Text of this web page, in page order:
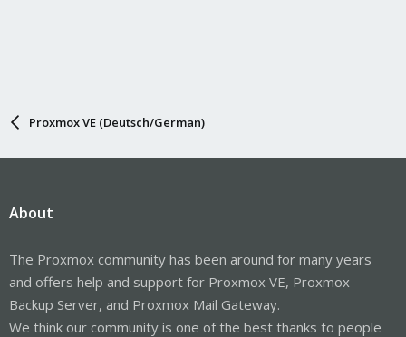
Proxmox VE (Deutsch/German)
About
The Proxmox community has been around for many years
and offers help and support for Proxmox VE, Proxmox
Backup Server, and Proxmox Mail Gateway.
We think our community is one of the best thanks to people